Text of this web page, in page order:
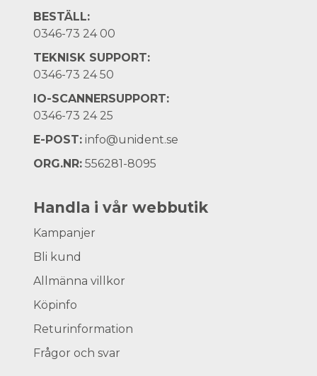
BESTÄLL:
0346-73 24 00
TEKNISK SUPPORT:
0346-73 24 50
IO-SCANNERSUPPORT:
0346-73 24 25
E-POST: info@unident.se
ORG.NR: 556281-8095
Handla i vår webbutik
Kampanjer
Bli kund
Allmänna villkor
Köpinfo
Returinformation
Frågor och svar